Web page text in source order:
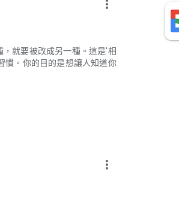
more_vert
就要被改成另一種。這是'相
慣。你的目的是想讓人知道你
more_vert